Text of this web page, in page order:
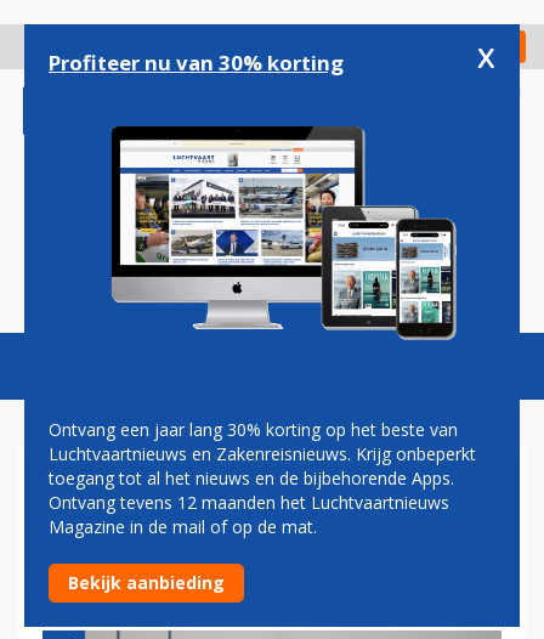
gaan
Check in
Magazine Podcasts Vacatures
TRANSAVIA OP 5 JANUARI
VOOR HET EERST OP PAD
MET AIRBUS A321NEO
Profiteer nu van 30% korting x
Ontvang een jaar lang 30% korting op het beste van
Luchtvaartnieuws en Zakenreisnieuws. Krijg onbeperkt
toegang tot al het nieuws en de bijbehorende Apps.
Ontvang tevens 12 maanden het Luchtvaartnieuws
Magazine in de mail of op de mat.
Bekijk aanbieding